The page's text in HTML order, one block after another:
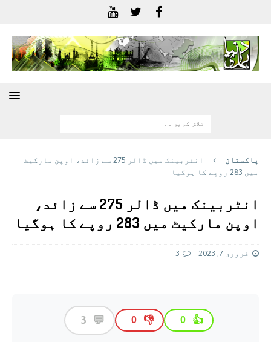
پاکستان
انٹربینک میں ڈالر 275 سے زائد، اوپن مارکیٹ
میں 283 روپے کا ہوگیا
انٹربینک میں ڈالر 275 سے زائد،
اوپن مارکیٹ میں 283 روپے کا ہوگیا
فروری 7, 2023 3
👍
0
👎
0
💬
3